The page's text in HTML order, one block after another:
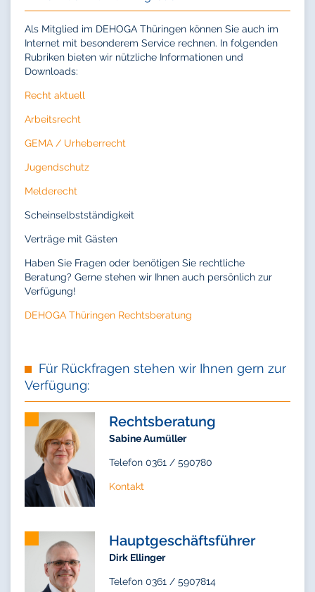
Als Mitglied im DEHOGA Thüringen können Sie auch im
Internet mit besonderem Service rechnen. In folgenden
Rubriken bieten wir nützliche Informationen und
Downloads:
Recht aktuell
Arbeitsrecht
GEMA / Urheberrecht
Jugendschutz
Melderecht
Scheinselbstständigkeit
Verträge mit Gästen
Haben Sie Fragen oder benötigen Sie rechtliche
Beratung? Gerne stehen wir Ihnen auch persönlich zur
Verfügung!
DEHOGA Thüringen Rechtsberatung
Für Rückfragen stehen wir Ihnen gern zur
Verfügung:
Rechtsberatung
Sabine Aumüller
Telefon 0361 / 590780
Kontakt
Hauptgeschäftsführer
Dirk Ellinger
Telefon 0361 / 5907814